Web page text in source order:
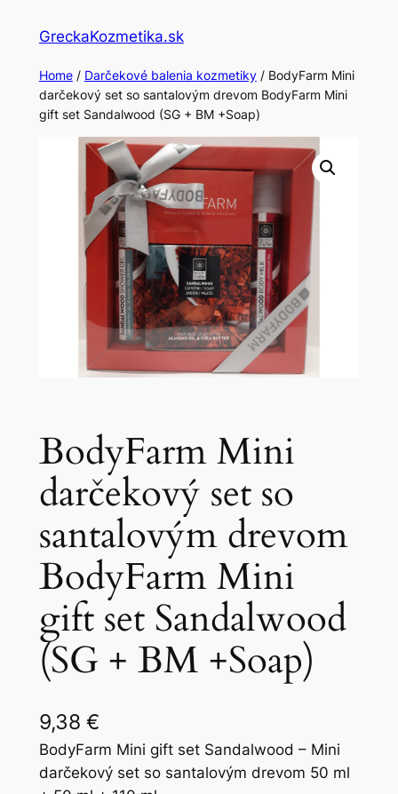
GreckaKozmetika.sk
Home/ Darčekové balenia kozmetiky/ BodyFarm Mini
darčekový set so santalovým drevom BodyFarm Mini
gift set Sandalwood (SG + BM +Soap)
BodyFarm Mini
darčekový set so
santalovým drevom
BodyFarm Mini
gift set Sandalwood
(SG + BM +Soap)
9,38 €
BodyFarm Mini gift set Sandalwood – Mini
darčekový set so santalovým drevom 50 ml